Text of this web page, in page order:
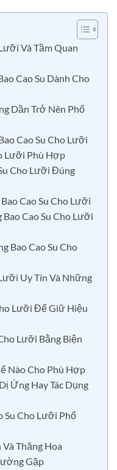
Và Tầm Quan
Cao Su Dành Cho
Dần Trở Nên Phổ
Cao Su Cho Lưỡi
Lưỡi Phù Hợp
Cho Lưỡi Đúng
Cao Su Cho Lưỡi
Bao Cao Su Cho Lưỡi
Bao Cao Su Cho
Uy Tín Và Những
Lưỡi Để Giữ Hiệu
Lưỡi Bằng Biện
Nào Cho Phù Hợp
Ứng Hay Tác Dụng
Su Cho Lưỡi Phổ
Và Thăng Hoa
Gặp